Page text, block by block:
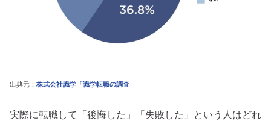
出典元： 株式会社識学「識学転職の調査」
実際に転職して「後悔した」「失敗した」という人はどれ